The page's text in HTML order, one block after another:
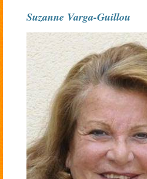
Suzanne Varga-Guillou